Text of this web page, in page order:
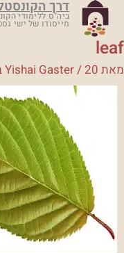
דילוג
לתוכן
דרך
ביה"ס ללימודי
מייסודו של ישי
leaf
מאת Yishai Gaster/ 20 בספטמבר 2016